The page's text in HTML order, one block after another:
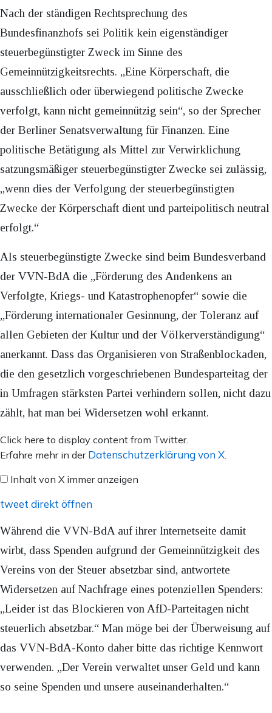
Nach der ständigen Rechtsprechung des
Bundesfinanzhofs sei Politik kein eigenständiger
steuerbegünstigter Zweck im Sinne des
Gemeinnützigkeitsrechts. „Eine Körperschaft, die
ausschließlich oder überwiegend politische Zwecke
verfolgt, kann nicht gemeinnützig sein“, so der Sprecher
der Berliner Senatsverwaltung für Finanzen. Eine
politische Betätigung als Mittel zur Verwirklichung
satzungsmäßiger steuerbegünstigter Zwecke sei zulässig,
„wenn dies der Verfolgung der steuerbegünstigten
Zwecke der Körperschaft dient und parteipolitisch neutral
erfolgt.“
Als steuerbegünstigte Zwecke sind beim Bundesverband
der VVN-BdA die „Förderung des Andenkens an
Verfolgte, Kriegs- und Katastrophenopfer“ sowie die
„Förderung internationaler Gesinnung, der Toleranz auf
allen Gebieten der Kultur und der Völkerverständigung“
anerkannt. Dass das Organisieren von Straßenblockaden,
die den gesetzlich vorgeschriebenen Bundesparteitag der
in Umfragen stärksten Partei verhindern sollen, nicht dazu
zählt, hat man bei Widersetzen wohl erkannt.
Inhalt
von
anzeigen
Click here to display content from Twitter.
Erfahre mehr in der Datenschutzerklärung von X
Inhalt von X immer anzeigen
tweet direkt öffnen
Während die VVN-BdA auf ihrer Internetseite damit
wirbt, dass Spenden aufgrund der Gemeinnützigkeit des
Vereins von der Steuer absetzbar sind, antwortete
Widersetzen auf Nachfrage eines potenziellen Spenders:
„Leider ist das Blockieren von AfD-Parteitagen nicht
steuerlich absetzbar.“ Man möge bei der Überweisung auf
das VVN-BdA-Konto daher bitte das richtige Kennwort
verwenden. „Der Verein verwaltet unser Geld und kann
so seine Spenden und unsere auseinanderhalten.“